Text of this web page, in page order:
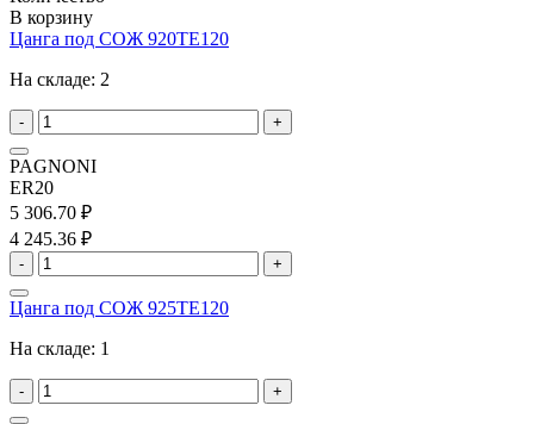
В корзину
Цанга под СОЖ 920TE120
На складе: 2
- +
PAGNONI
ER20
5 306.70 ₽
4 245.36 ₽
- +
Цанга под СОЖ 925TE120
На складе: 1
- +